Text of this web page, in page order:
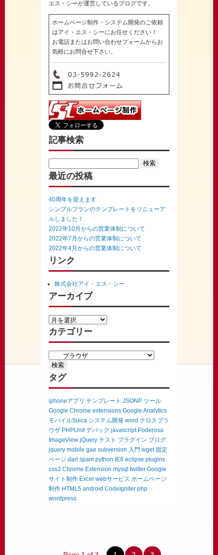
エス・シーが運営しているブログです。
ホームページ制作・システム開発のご依頼
はアイ・エス・シーにお任せください！
お電話またはお問い合わせフォームからお
気軽にお問合せ下さい。
記事検索
for:
最近の投稿
40周年を迎えます
シンプルプランのテンプレートをリニューア
ルしました！
2022年10月からの営業体制について
2022年7月からの営業体制について
2022年4月からの営業体制について
リンク
株式会社アイ・エス・シー
アーカイブ
カテゴリー
タグ
iphoneアプリ テンプレート JSONP ツール
Google Chrome extensions Google Analytics
モバイルSuica システム開発 word クロスブラ
ウザ PHPUnit デバッグ javascript Poderosa
ImageView jQuery テスト プラグイン ブログ
jquery mobile gae subversion 入門 wget 固定
ページ dart spam python IE6 eclipse plugins
css3 Chrome Extension mysql twitter Google
サイト制作 Excel webサービス ホームページ
制作 HTML5 android CodeIgniter php
wordpress